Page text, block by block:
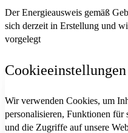
Der Energieausweis gemäß
sich derzeit in Erstellung und
vorgelegt
Cookieeinstellungen
Wir verwenden Cookies, um
personalisieren, Funktionen für
und die Zugriffe auf unsere